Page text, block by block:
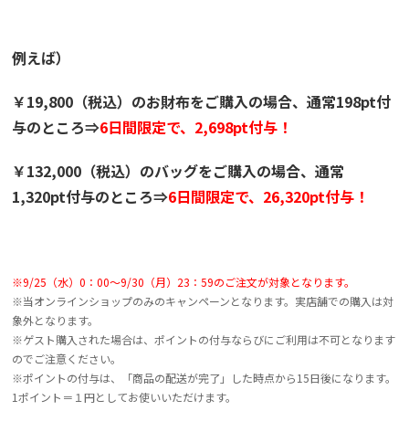
例えば）
￥19,800（税込）のお財布をご購入の場合、通常198pt付
与のところ⇒6日間限定で、2,698pt付与！
￥132,000（税込）のバッグをご購入の場合、通常
1,320pt付与のところ⇒6日間限定で、26,320pt付与！
※9/25（水）0：00～9/30（月）23：59のご注文が対象となります。
※当オンラインショップのみのキャンペーンとなります。実店舗での購入は対
象外となります。
※ゲスト購入された場合は、ポイントの付与ならびにご利用は不可となります
のでご注意ください。
※ポイントの付与は、「商品の配送が完了」した時点から15日後になります。
1ポイント＝１円としてお使いいただけます。